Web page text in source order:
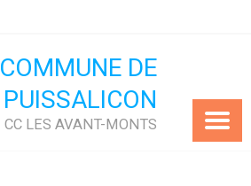
COMMUNE DE
PUISSALICON
CC LES AVANT-MONTS